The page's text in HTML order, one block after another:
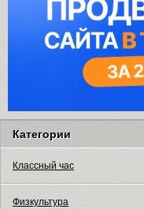
Категории
Классный час
Физкультура